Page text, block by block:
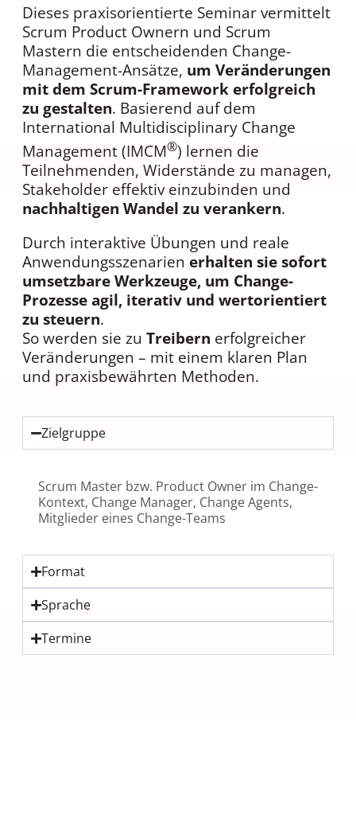
Dieses praxisorientierte Seminar vermittelt
Scrum Product Ownern und Scrum
Mastern die entscheidenden Change-
Management-Ansätze, um Veränderungen
mit dem Scrum-Framework erfolgreich
zu gestalten. Basierend auf dem
International Multidisciplinary Change
Management (IMCM®) lernen die
Teilnehmenden, Widerstände zu managen,
Stakeholder effektiv einzubinden und
nachhaltigen Wandel zu verankern.
Durch interaktive Übungen und reale
Anwendungsszenarien erhalten sie sofort
umsetzbare Werkzeuge, um Change-
Prozesse agil, iterativ und wertorientiert
zu steuern.
So werden sie zu Treibern erfolgreicher
Veränderungen – mit einem klaren Plan
und praxisbewährten Methoden.
Zielgruppe
Scrum Master bzw. Product Owner im Change-
Kontext, Change Manager, Change Agents,
Mitglieder eines Change-Teams
Format
Sprache
Termine